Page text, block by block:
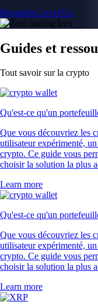
Rejoindre Level Up
Guides et
Tout savoir sur la crypto
Qu'est-ce qu'un
Que vous découvriez les
utilisateur expérimenté,
crypto. Ce guide vous
choisir la solution la plus
Learn more
Qu'est-ce qu'un
Que vous découvriez les
utilisateur expérimenté,
crypto. Ce guide vous
choisir la solution la plus
Learn more